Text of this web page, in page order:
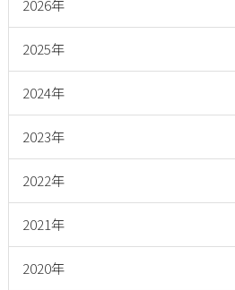
2026年
2025年
2024年
2023年
2022年
2021年
2020年